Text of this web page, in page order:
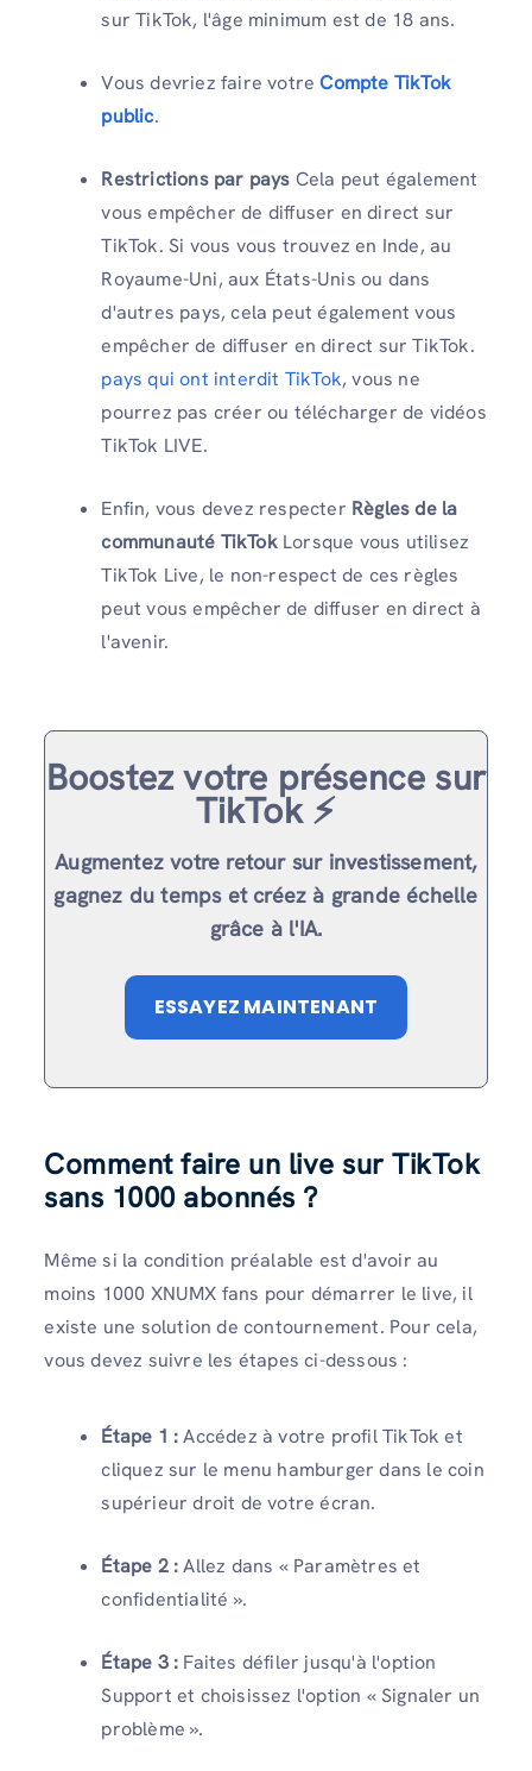
sur TikTok, l'âge minimum est de 18 ans.
Vous devriez faire votreCompte TikTok
public.
Restrictions par pays Cela peut également
vous empêcher de diffuser en direct sur
TikTok. Si vous vous trouvez en Inde, au
Royaume-Uni, aux États-Unis ou dans
d'autres pays, cela peut également vous
empêcher de diffuser en direct sur TikTok.
pays qui ont interdit TikTok, vous ne
pourrez pas créer ou télécharger de vidéos
TikTok LIVE.
Enfin, vous devez respecter Règles de la
communauté TikTokLorsque vous utilisez
TikTok Live, le non-respect de ces règles
peut vous empêcher de diffuser en direct à
l'avenir.
Boostez votre présence sur
TikTok ⚡️
Augmentez votre retour sur investissement,
gagnez du temps et créez à grande échelle
grâce à l'IA.
ESSAYEZ MAINTENANT
Comment faire un live sur TikTok
sans 1000 abonnés ?
Même si la condition préalable est d'avoir au
moins 1000 XNUMX fans pour démarrer le live, il
existe une solution de contournement. Pour cela,
vous devez suivre les étapes ci-dessous :
Étape 1 :Accédez à votre profil TikTok et
cliquez sur le menu hamburger dans le coin
supérieur droit de votre écran.
Étape 2 :Allez dans « Paramètres et
confidentialité ».
Étape 3 : Faites défiler jusqu'à l'option
Support et choisissez l'option « Signaler un
problème ».